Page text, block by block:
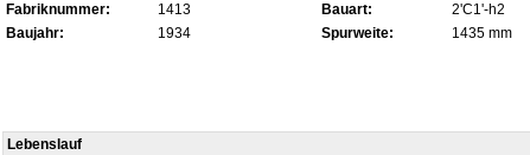
Fabriknummer:
1413 Bauart: 2'C1'-h2
Baujahr:
1934 Spurweite: 1435 mm
Lebenslauf